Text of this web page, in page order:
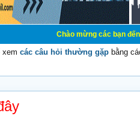
Chào mừng các bạn đến với Diễn
xem các câu hỏi thường gặp bằng